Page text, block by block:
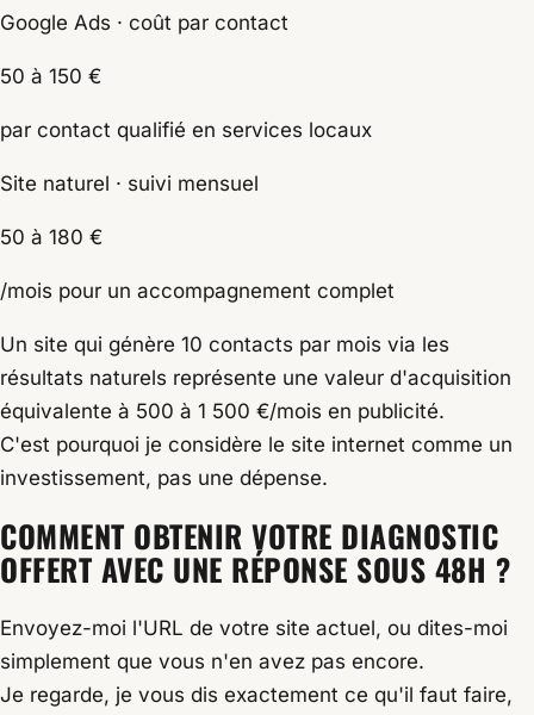
Google Ads · coût par contact
50 à 150 €
par contact qualifié en services locaux
Site naturel · suivi mensuel
50 à 180 €
/mois pour un accompagnement complet
Un site qui génère 10 contacts par mois via les
résultats naturels représente une valeur d'acquisition
équivalente à 500 à 1 500 €/mois en publicité.
C'est pourquoi je considère le site internet comme un
investissement, pas une dépense.
COMMENT OBTENIR VOTRE DIAGNOSTIC
OFFERT AVEC UNE RÉPONSE SOUS 48H ?
Envoyez-moi l'URL de votre site actuel, ou dites-moi
simplement que vous n'en avez pas encore.
Je regarde, je vous dis exactement ce qu'il faut faire,